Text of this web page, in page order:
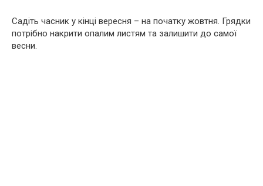
Садіть часник у кінці вересня – на початку жовтня. Грядки
потрібно накрити опалим листям та залишити до самої
весни.